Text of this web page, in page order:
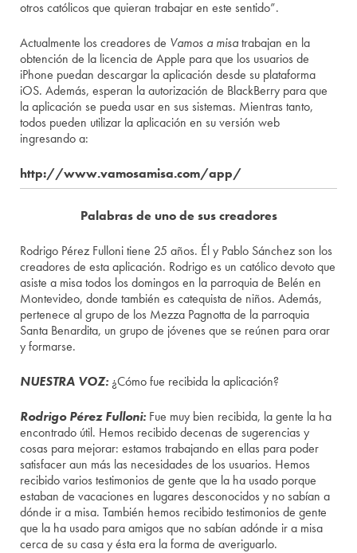
otros católicos que quieran trabajar en este sentido”.
Actualmente los creadores de Vamos a misatrabajan en la
obtención de la licencia de Apple para que los usuarios de
iPhone puedan descargar la aplicación desde su plataforma
iOS. Además, esperan la autorización de BlackBerry para que
la aplicación se pueda usar en sus sistemas. Mientras tanto,
todos pueden utilizar la aplicación en su versión web
ingresando a:
http://www.vamosamisa.com/app/
Palabras de uno de sus creadores
Rodrigo Pérez Fulloni tiene 25 años. Él y Pablo Sánchez son los
creadores de esta aplicación. Rodrigo es un católico devoto que
asiste a misa todos los domingos en la parroquia de Belén en
Montevideo, donde también es catequista de niños. Además,
pertenece al grupo de los Mezza Pagnotta de la parroquia
Santa Benardita, un grupo de jóvenes que se reúnen para orar
y formarse.
NUESTRA VOZ: ¿Cómo fue recibida la aplicación?
Rodrigo Pérez Fulloni: Fue muy bien recibida, la gente la ha
encontrado útil. Hemos recibido decenas de sugerencias y
cosas para mejorar: estamos trabajando en ellas para poder
satisfacer aun más las necesidades de los usuarios. Hemos
recibido varios testimonios de gente que la ha usado porque
estaban de vacaciones en lugares desconocidos y no sabían a
dónde ir a misa. También hemos recibido testimonios de gente
que la ha usado para amigos que no sabían adónde ir a misa
cerca de su casa y ésta era la forma de averiguarlo.